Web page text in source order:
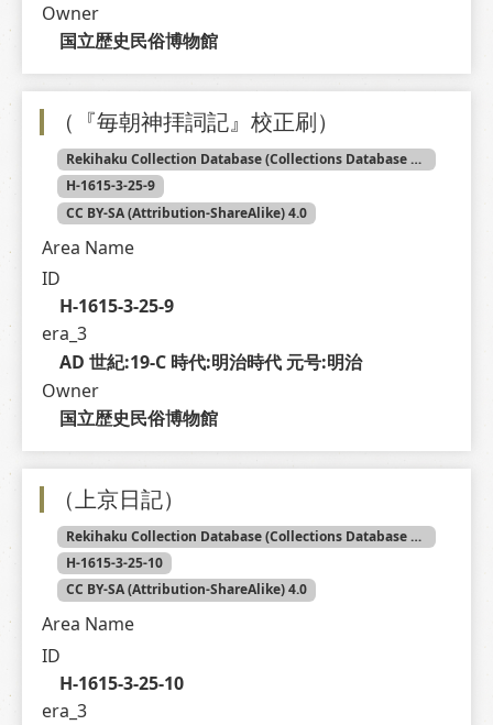
Owner
国立歴史民俗博物館
（『毎朝神拝詞記』校正刷）
Rekihaku Collection Database (Collections Database of the National Museum of Japanese History)
H-1615-3-25-9
CC BY-SA (Attribution-ShareAlike) 4.0
Area Name
ID
H-1615-3-25-9
era_3
AD 世紀:19-C 時代:明治時代 元号:明治
Owner
国立歴史民俗博物館
（上京日記）
Rekihaku Collection Database (Collections Database of the National Museum of Japanese History)
H-1615-3-25-10
CC BY-SA (Attribution-ShareAlike) 4.0
Area Name
ID
H-1615-3-25-10
era_3